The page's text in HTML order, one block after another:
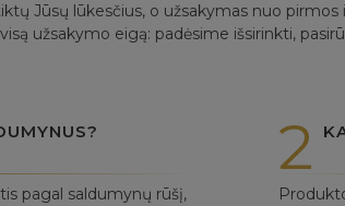
Jūsų lūkesčius, o užsakymas nuo
užsakymo eigą: padėsime išsirinkti,
pagal saldumynų rūšį,
2